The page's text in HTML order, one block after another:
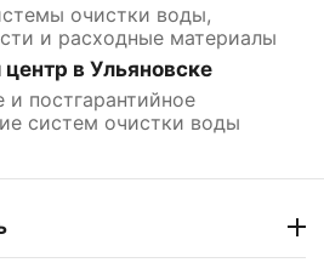
очистки воды,
и расходные материалы
в Ульяновске
и постгарантийное
систем очистки воды